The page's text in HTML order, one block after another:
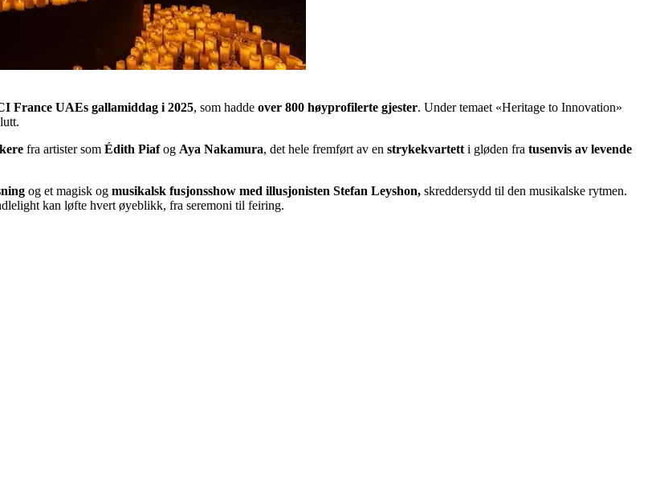
France UAEs gallamiddag i 2025, som hadde over 800 høyprofilerte gjester. Under temaet «Heritage to Innovation»
fra artister som Édith Piafog Aya Nakamura, det hele fremført av en strykekvartett i gløden fra tusenvis av levende
og et magisk og musikalsk fusjonsshow med illusjonisten Stefan Leyshon, skreddersydd til den musikalske rytmen.
kan løfte hvert øyeblikk, fra seremoni til feiring.